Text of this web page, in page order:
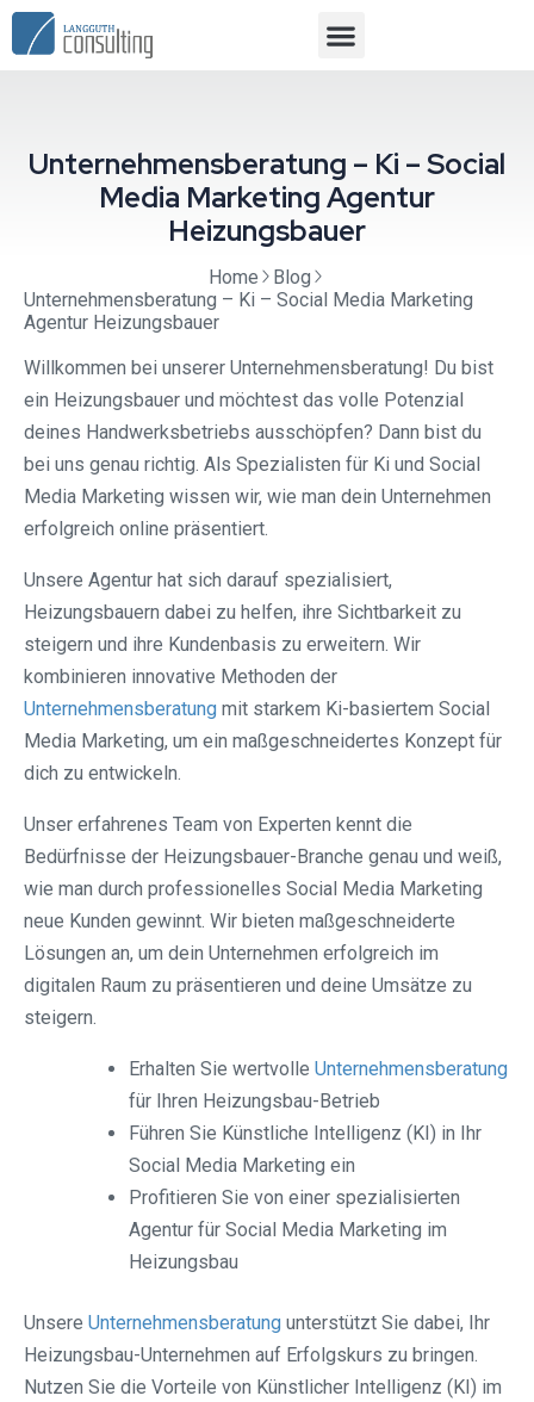
Unternehmensberatung – Ki – Social
Media Marketing Agentur
Heizungsbauer
Home
Blog
Unternehmensberatung – Ki – Social Media Marketing
Agentur Heizungsbauer
Willkommen bei unserer Unternehmensberatung! Du bist
ein Heizungsbauer und möchtest das volle Potenzial
deines Handwerksbetriebs ausschöpfen? Dann bist du
bei uns genau richtig. Als Spezialisten für Ki und Social
Media Marketing wissen wir, wie man dein Unternehmen
erfolgreich online präsentiert.
Unsere Agentur hat sich darauf spezialisiert,
Heizungsbauern dabei zu helfen, ihre Sichtbarkeit zu
steigern und ihre Kundenbasis zu erweitern. Wir
kombinieren innovative Methoden der
Unternehmensberatung mit starkem Ki-basiertem Social
Media Marketing, um ein maßgeschneidertes Konzept für
dich zu entwickeln.
Unser erfahrenes Team von Experten kennt die
Bedürfnisse der Heizungsbauer-Branche genau und weiß,
wie man durch professionelles Social Media Marketing
neue Kunden gewinnt. Wir bieten maßgeschneiderte
Lösungen an, um dein Unternehmen erfolgreich im
digitalen Raum zu präsentieren und deine Umsätze zu
steigern.
Erhalten Sie wertvolle Unternehmensberatung
für Ihren Heizungsbau-Betrieb
Führen Sie Künstliche Intelligenz (KI) in Ihr
Social Media Marketing ein
Profitieren Sie von einer spezialisierten
Agentur für Social Media Marketing im
Heizungsbau
Unsere Unternehmensberatung unterstützt Sie dabei, Ihr
Heizungsbau-Unternehmen auf Erfolgskurs zu bringen.
Nutzen Sie die Vorteile von Künstlicher Intelligenz (KI) im